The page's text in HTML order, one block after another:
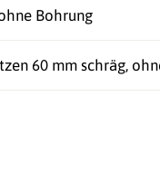
Bohrung
60 mm schräg,